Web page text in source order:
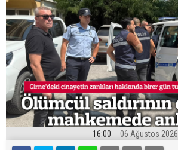
16:00 06 Ağustos 2026